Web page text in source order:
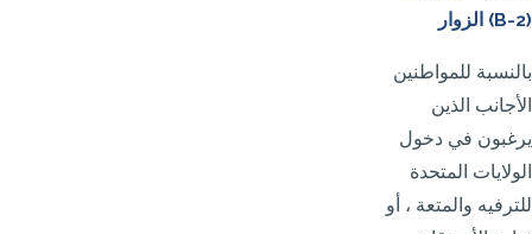
الزوار (B-2)
بالنسبة للمواطنين
الأجانب الذين
يرغبون في دخول
الولايات المتحدة
للترفيه والمتعة ، أو